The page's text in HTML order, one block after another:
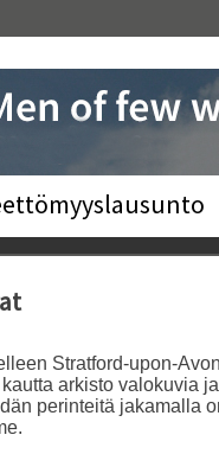
Stratford-upon-
arkisto valokuvia
perinteitä jakamalla